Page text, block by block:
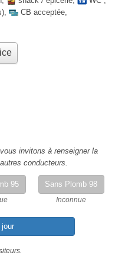
, CB acceptée,
invitons à renseigner la
conducteurs.
95 Sans Plomb 98
Inconnue
jour